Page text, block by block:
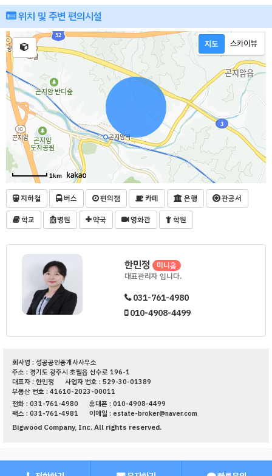
위치 및 주변 편의시설
1km
지하철 버스 편의점 카페 은행
관공서
학교
병원 약국 영화관 학원
한민정 미니홈
대표관리자 입니다.
031-761-4980
010-4908-4499
회사명 : 성공공인중개사사무소
주소 : 경기도 광주시 초월읍 산수로 196-1
대표자 : 한민정
사업자 번호 : 529-30-01389
부동산 번호 : 41610-2023-00011
전화 : 031-761-4980
휴대폰 : 010-4908-4499
팩스 : 031-761-4981
이메일 : estate-broker@naver.com
Bigwood Company, Inc. All rights reserved.